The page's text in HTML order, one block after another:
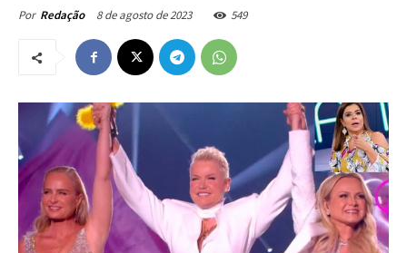
Por Redação 8 de agosto de 2023 549